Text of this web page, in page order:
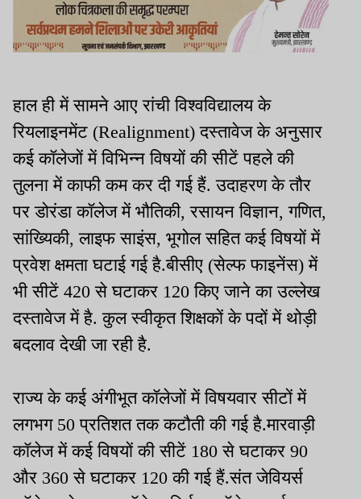
हाल ही में सामने आए रांची विश्वविद्यालय के
रियलाइनमेंट (Realignment) दस्तावेज के अनुसार
कई कॉलेजों में विभिन्न विषयों की सीटें पहले की
तुलना में काफी कम कर दी गई हैं. उदाहरण के तौर
पर डोरंडा कॉलेज में भौतिकी, रसायन विज्ञान, गणित,
सांख्यिकी, लाइफ साइंस, भूगोल सहित कई विषयों में
प्रवेश क्षमता घटाई गई है.बीसीए (सेल्फ फाइनेंस) में
भी सीटें 420 से घटाकर 120 किए जाने का उल्लेख
दस्तावेज में है. कुल स्वीकृत शिक्षकों के पदों में थोड़ी
बदलाव देखी जा रही है.
राज्य के कई अंगीभूत कॉलेजों में विषयवार सीटों में
लगभग 50 प्रतिशत तक कटौती की गई है.मारवाड़ी
कॉलेज में कई विषयों की सीटें 180 से घटाकर 90
और 360 से घटाकर 120 की गई हैं.संत जेवियर्स